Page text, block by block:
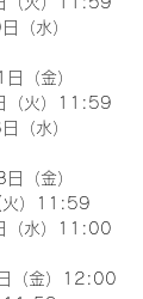
（水）
（金）
（火）11:59
（水）
（金）
）11:59
（水）11:00
（金）12:00